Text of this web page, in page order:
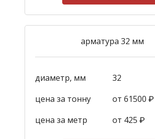
арматура 32 мм
диаметр, мм
32
цена за тонну
от 61500 ₽
цена за метр
от 425 ₽